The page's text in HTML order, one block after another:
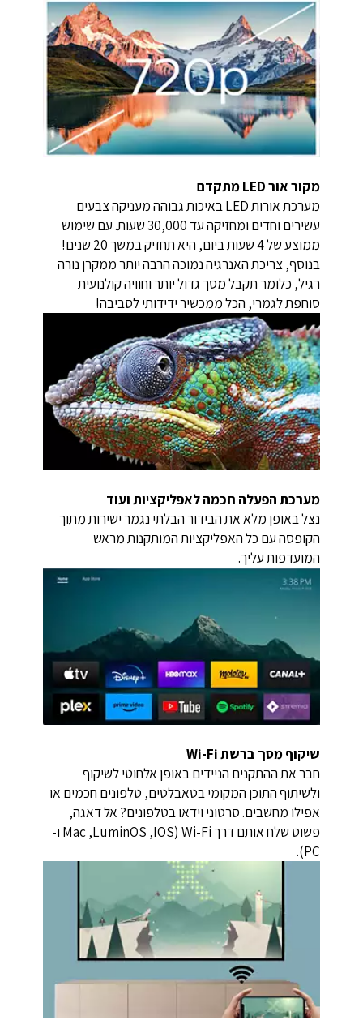
מקור אור LED מתקדם
מערכת אורות LED באיכות גבוהה מעניקה צבעים
עשירים וחדים ומחזיקה עד 30,000 שעות. עם שימוש
ממוצע של 4 שעות ביום, היא תחזיק במשך 20 שנים!
בנוסף, צריכת האנרגיה נמוכה הרבה יותר ממקרן נורה
רגיל, כלומר תקבל מסך גדול יותר וחוויה קולנועית
סוחפת לגמרי, הכל ממכשיר ידידותי לסביבה!
מערכת הפעלה חכמה לאפליקציות ועוד
נצל באופן מלא את הבידור הבלתי נגמר ישירות מתוך
הקופסה עם כל האפליקציות המותקנות מראש
המועדפות עליך.
שיקוף מסך ברשת Wi-Fi
חבר את ההתקנים הניידים באופן אלחוטי לשיקוף
ולשיתוף התוכן המקומי בטאבלטים, טלפונים חכמים או
אפילו מחשבים. סרטוני וידאו בטלפונים? אל דאגה,
פשוט שלח אותם דרך Wi-Fi ‏(IOS‏, LuminOS,‏ Mac ו-
PC).